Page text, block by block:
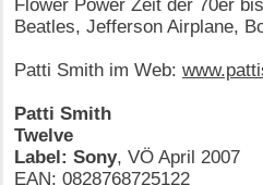
Flower Power Zeit der 70er
Beatles, Jefferson Airplane,
Patti Smith im Web:
Patti Smith
Twelve
Label: Sony, VÖ April 2007
EAN: 0828768725122